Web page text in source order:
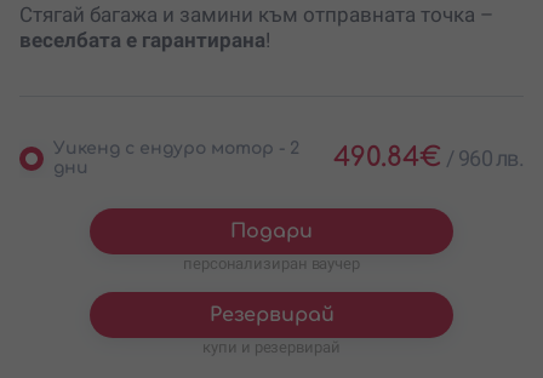
Стягай багажа и замини към отправната точка –
веселбата е гарантирана!
Уикенд с ендуро мотор - 2
дни
490.84€ / 960 лв.
Подари
персонализиран ваучер
Резервирай
купи и резервирай